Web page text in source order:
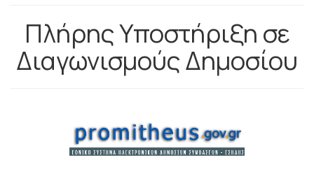
Πλήρης Υποστήριξη σε
Διαγωνισμούς Δημοσίου